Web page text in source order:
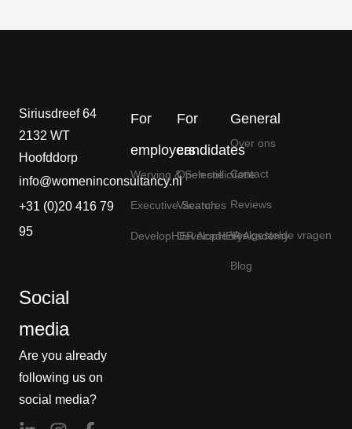
Siriusdreef 64
2132 WT
Hoofddorp
info@womeninconsultancy.nl
+31 (0)20 416 79
95
Social
media
Are you already
following us on
social media?
For
employers
Werving & Selectie
Executive Search
DevelopHER Academy
For
candidates
Open sollicitatie
Vacatures
DevelopHER Academy
General
Over ons
Contact
Reviews
Veelgestelde vragen
Blog